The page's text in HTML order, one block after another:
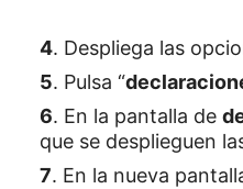
4. Despliega las
5. Pulsa “
6. En la pantalla de
que se desplieguen
7. En la nueva